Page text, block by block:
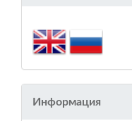
Информация